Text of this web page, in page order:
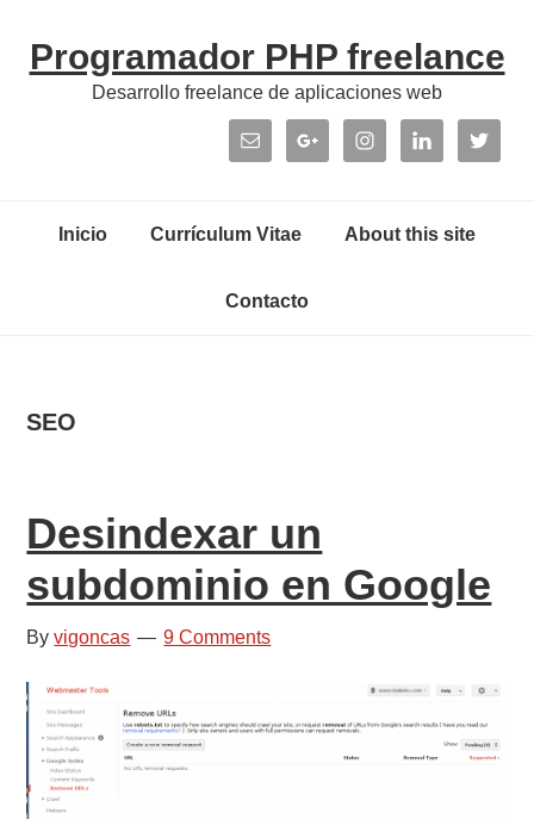
links
Programador PHP freelance
Desarrollo freelance de aplicaciones web
MainInicio Currículum Vitae About this site
Contacto
SEO
Desindexar un
subdominio en Google
Byvigoncas 9 Comments